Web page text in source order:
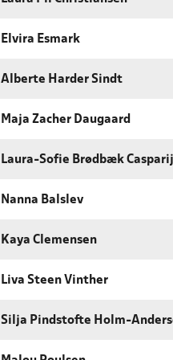
Elvira Esmark
Alberte Harder Sindt
Maja Zacher Daugaard
Laura-Sofie Brødbæk Casparij
Nanna Balslev
Kaya Clemensen
Liva Steen Vinther
Silja Pindstofte Holm-